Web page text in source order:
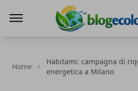
Home
Habitami: campagna di
energetica a Milano